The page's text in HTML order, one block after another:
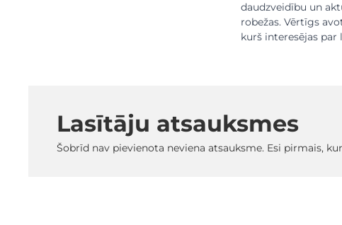
daudzveidību un
robežas. Vērtīgs
kurš interesējas
Lasītāju atsauksmes
Šobrīd nav pievienota neviena atsauksme. Esi pirmais,